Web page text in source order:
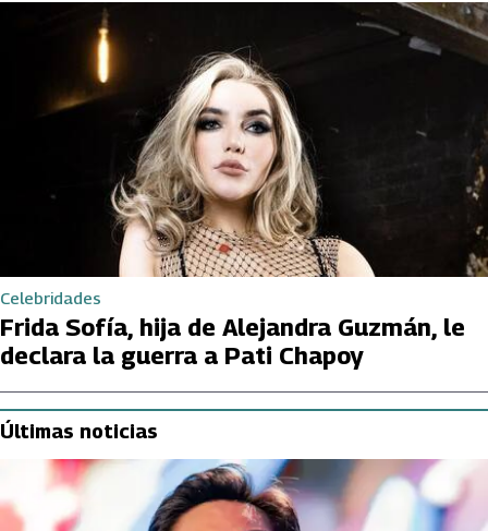
Celebridades
Frida Sofía, hija de Alejandra Guzmán, le
declara la guerra a Pati Chapoy
Últimas noticias